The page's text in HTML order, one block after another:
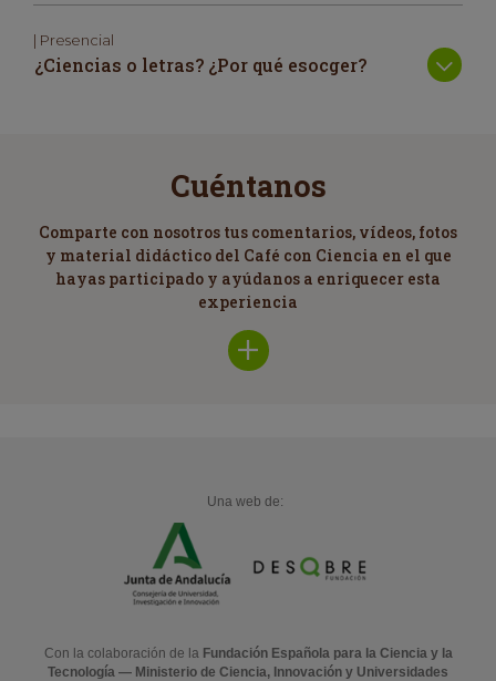
| Presencial
¿Ciencias o letras? ¿Por qué esocger?
Cuéntanos
Comparte con nosotros tus comentarios, vídeos, fotos
y material didáctico del Café con Ciencia en el que
hayas participado y ayúdanos a enriquecer esta
experiencia
Una web de:
Con la colaboración de la Fundación Española para la Ciencia y la
Tecnología — Ministerio de Ciencia, Innovación y Universidades